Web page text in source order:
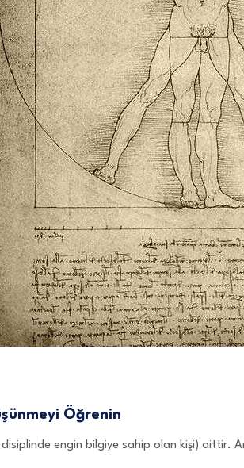
Öğrenin
disiplinde engin bilgiye sahip olan kişi) aittir.